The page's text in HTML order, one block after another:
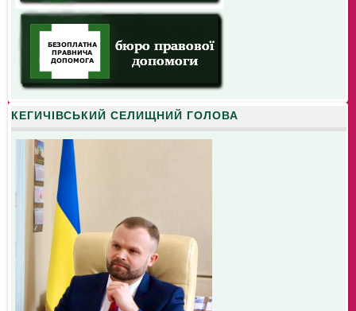
КЕГИЧІВСЬКИЙ СЕЛИЩНИЙ ГОЛОВА